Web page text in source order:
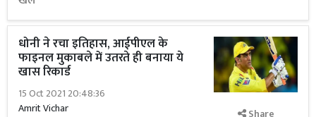
धोनी ने रचा इतिहास, आईपीएल के
फाइनल मुकाबले में उतरते ही बनाया ये
खास रिकार्ड
15 Oct 2021 20:48:36
Amrit Vichar